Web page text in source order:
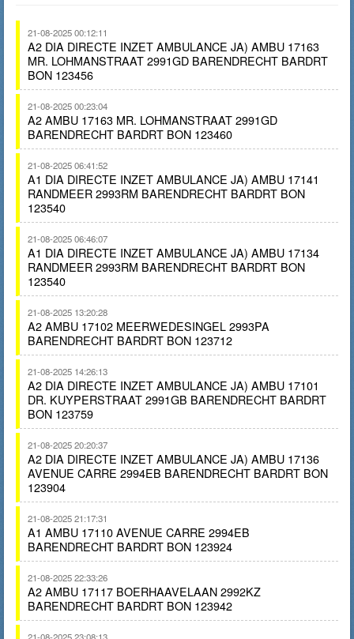
21-08-2025 00:12:11
A2 DIA DIRECTE INZET AMBULANCE JA) AMBU 17163
MR. LOHMANSTRAAT 2991GD BARENDRECHT BARDRT
BON 123456
21-08-2025 00:23:04
A2 AMBU 17163 MR. LOHMANSTRAAT 2991GD
BARENDRECHT BARDRT BON 123460
21-08-2025 06:41:52
A1 DIA DIRECTE INZET AMBULANCE JA) AMBU 17141
RANDMEER 2993RM BARENDRECHT BARDRT BON
123540
21-08-2025 06:46:07
A1 DIA DIRECTE INZET AMBULANCE JA) AMBU 17134
RANDMEER 2993RM BARENDRECHT BARDRT BON
123540
21-08-2025 13:20:28
A2 AMBU 17102 MEERWEDESINGEL 2993PA
BARENDRECHT BARDRT BON 123712
21-08-2025 14:26:13
A2 DIA DIRECTE INZET AMBULANCE JA) AMBU 17101
DR. KUYPERSTRAAT 2991GB BARENDRECHT BARDRT
BON 123759
21-08-2025 20:20:37
A2 DIA DIRECTE INZET AMBULANCE JA) AMBU 17136
AVENUE CARRE 2994EB BARENDRECHT BARDRT BON
123904
21-08-2025 21:17:31
A1 AMBU 17110 AVENUE CARRE 2994EB
BARENDRECHT BARDRT BON 123924
21-08-2025 22:33:26
A2 AMBU 17117 BOERHAAVELAAN 2992KZ
BARENDRECHT BARDRT BON 123942